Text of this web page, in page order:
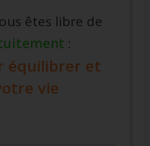
êtes libre de
:
équilibrer et
vie